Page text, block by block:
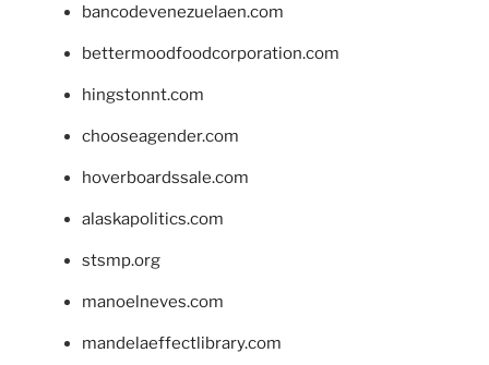
bancodevenezuelaen.com
bettermoodfoodcorporation.com
hingstonnt.com
chooseagender.com
hoverboardssale.com
alaskapolitics.com
stsmp.org
manoelneves.com
mandelaeffectlibrary.com